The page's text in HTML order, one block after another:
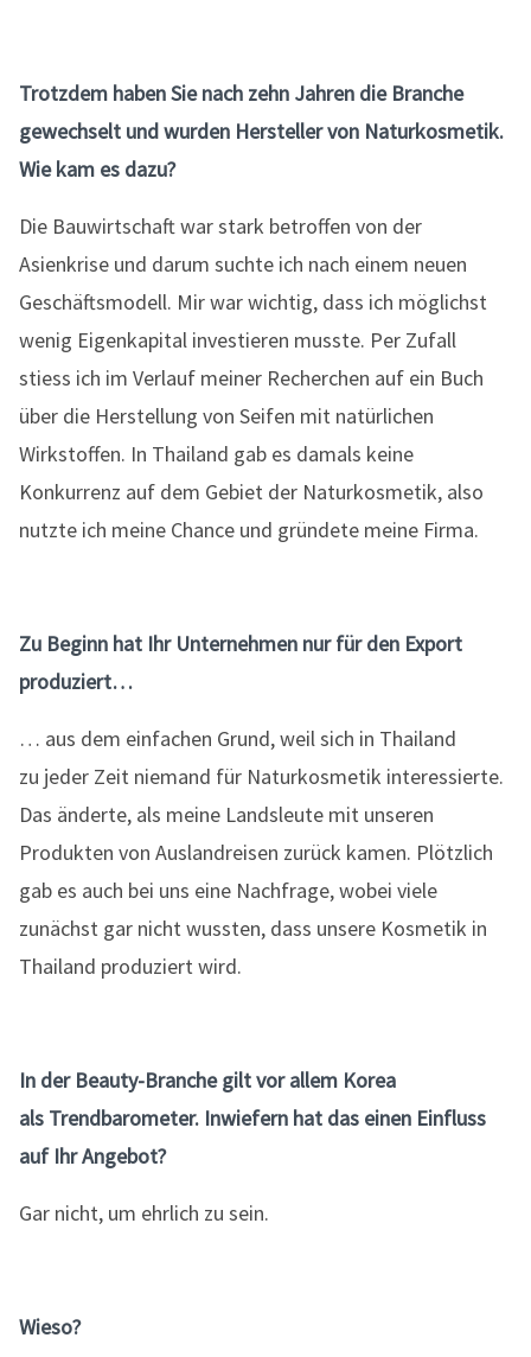
Trotzdem haben Sie nach zehn Jahren die Branche
gewechselt und wurden Hersteller von Naturkosmetik.
Wie kam es dazu?
Die Bauwirtschaft war stark betroffen von der
Asienkrise und darum suchte ich nach einem neuen
Geschäftsmodell. Mir war wichtig, dass ich möglichst
wenig Eigenkapital investieren musste. Per Zufall
stiess ich im Verlauf meiner Recherchen auf ein Buch
über die Herstellung von Seifen mit natürlichen
Wirkstoffen. In Thailand gab es damals keine
Konkurrenz auf dem Gebiet der Naturkosmetik, also
nutzte ich meine Chance und gründete meine Firma.
Zu Beginn hat Ihr Unternehmen nur für den Export
produziert…
… aus dem einfachen Grund, weil sich in Thailand
zu jeder Zeit niemand für Naturkosmetik interessierte.
Das änderte, als meine Landsleute mit unseren
Produkten von Auslandreisen zurück kamen. Plötzlich
gab es auch bei uns eine Nachfrage, wobei viele
zunächst gar nicht wussten, dass unsere Kosmetik in
Thailand produziert wird.
In der Beauty-Branche gilt vor allem Korea
als Trendbarometer. Inwiefern hat das einen Einfluss
auf Ihr Angebot?
Gar nicht, um ehrlich zu sein.
Wieso?